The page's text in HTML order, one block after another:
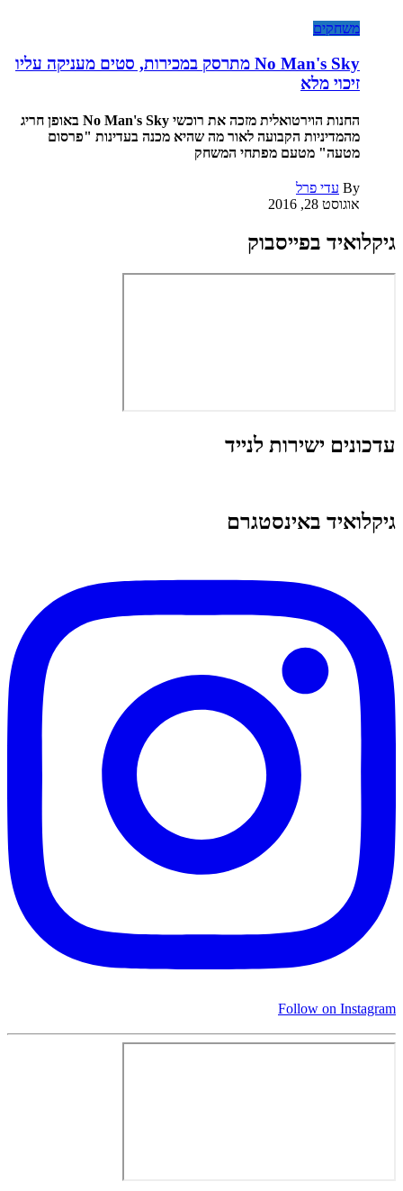
משחקים
No Man's Sky מתרסק במכירות, סטים מעניקה עליו
זיכוי מלא
החנות הוירטואלית מזכה את רוכשי No Man's Sky באופן חריג
מהמדיניות הקבועה לאור מה שהיא מכנה בעדינות "פרסום
מטעה" מטעם מפתחי המשחק
By עדי פרל
אוגוסט 28, 2016
גיקלואיד בפייסבוק
עדכונים ישירות לנייד
גיקלואיד באינסטגרם
Follow on Instagram